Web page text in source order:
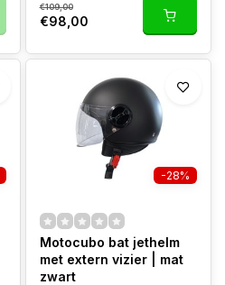
€109,00
€98,00
-28%
Motocubo bat jethelm
met extern vizier | mat
zwart